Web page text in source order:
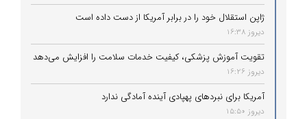
ژاپن استقلال خود را در برابر آمریکا از دست داده است
دیروز 16:38
تقویت آموزش پزشکی، کیفیت خدمات سلامت را افزایش می‌دهد
دیروز 16:26
آمریکا برای نبردهای پهپادی آینده آمادگی ندارد
دیروز 15:50